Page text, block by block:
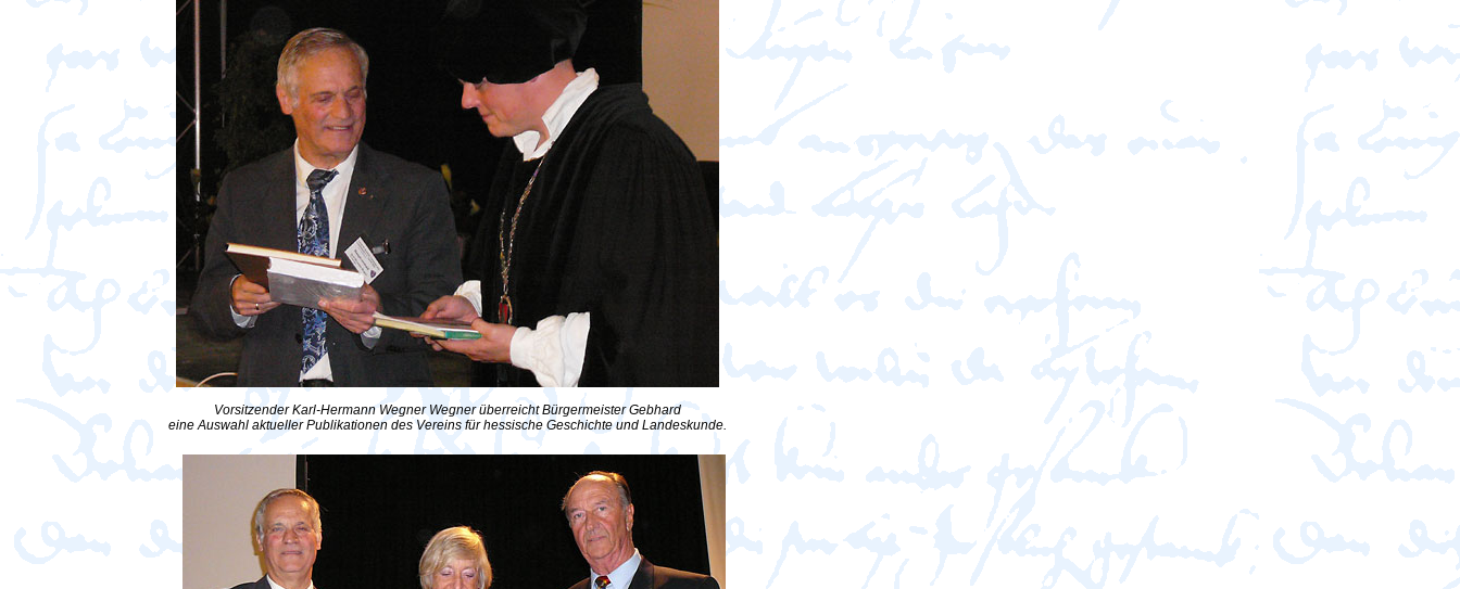
Vorsitzender Karl-Hermann Wegner Wegner überreicht Bürgermeister Gebhard
eine Auswahl aktueller Publikationen des Vereins für hessische Geschichte und Landeskunde.